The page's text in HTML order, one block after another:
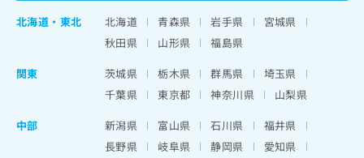
北海道 ・ 東北 北海道 青森県 岩手県
宮城県
秋田県
山形県
福島県
関東
茨城県 栃木県 群馬県
埼玉県
千葉県
東京都 神奈川県
山梨県
中部
新潟県 富山県 石川県
福井県
長野県
岐阜県 静岡県
愛知県